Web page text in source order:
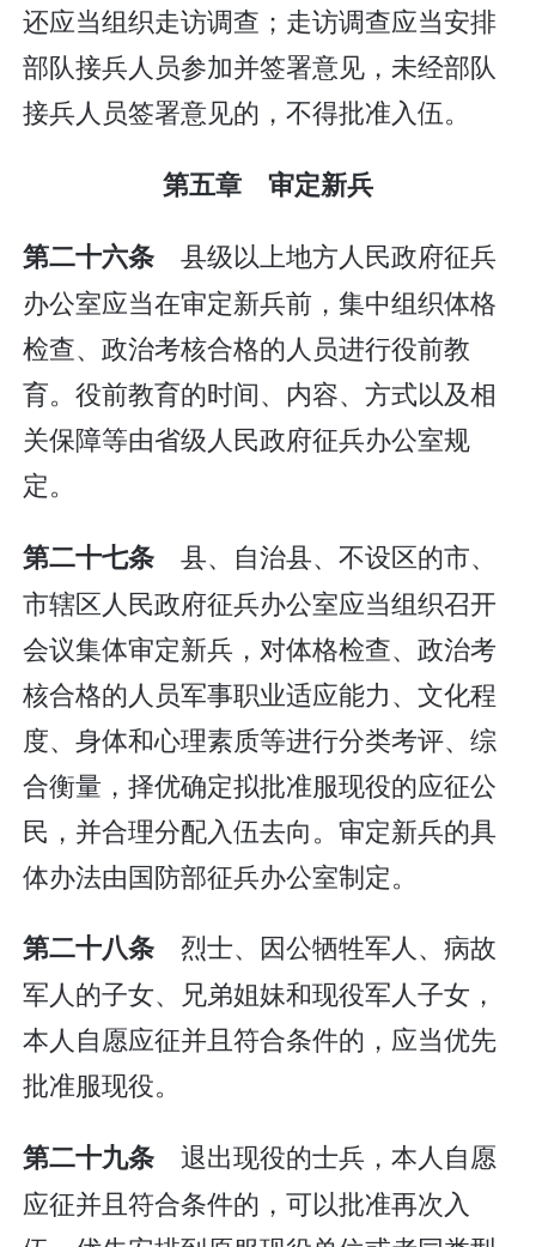
还应当组织走访调查；走访调查应当安排
部队接兵人员参加并签署意见，未经部队
接兵人员签署意见的，不得批准入伍。
第五章 审定新兵
第二十六条 县级以上地方人民政府征兵
办公室应当在审定新兵前，集中组织体格
检查、政治考核合格的人员进行役前教
育。役前教育的时间、内容、方式以及相
关保障等由省级人民政府征兵办公室规
定。
第二十七条 县、自治县、不设区的市、
市辖区人民政府征兵办公室应当组织召开
会议集体审定新兵，对体格检查、政治考
核合格的人员军事职业适应能力、文化程
度、身体和心理素质等进行分类考评、综
合衡量，择优确定拟批准服现役的应征公
民，并合理分配入伍去向。审定新兵的具
体办法由国防部征兵办公室制定。
第二十八条 烈士、因公牺牲军人、病故
军人的子女、兄弟姐妹和现役军人子女，
本人自愿应征并且符合条件的，应当优先
批准服现役。
第二十九条 退出现役的士兵，本人自愿
应征并且符合条件的，可以批准再次入